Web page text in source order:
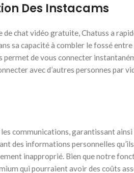
Des Instacams
chat vidéo gratuite, Chatuss a
sa capacité à combler le fossé
de vous connecter
avec d’autres personnes par
communications, garantissant
des informations personnelles
inapproprié. Bien que notre
qui pourraient avoir des coûts